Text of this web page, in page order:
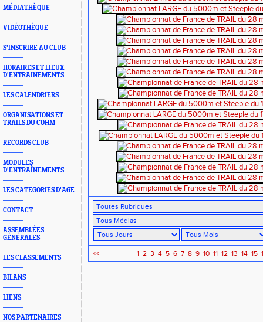
MÉDIATHÈQUE
VIDÉOTHÈQUE
S'INSCRIRE AU CLUB
HORAIRES ET LIEUX
D'ENTRAINEMENTS
LES CALENDRIERS
ORGANISATIONS ET
TRAILS DU COHM
RECORDS CLUB
MODULES
D'ENTRAÎNEMENTS
LES CATEGORIES D'AGE
CONTACT
ASSEMBLÉES
GÉNÉRALES
LES CLASSEMENTS
BILANS
LIENS
NOS PARTENAIRES
<< 1 2 3 4 5 6 7 8 9 10 11 12 13 14 15